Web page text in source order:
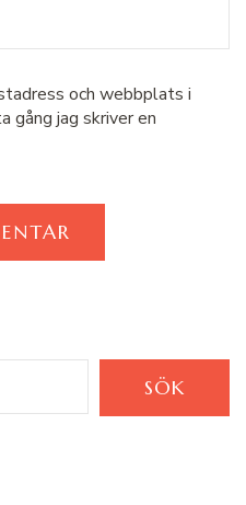
och webbplats i
gång jag skriver en
SÖK